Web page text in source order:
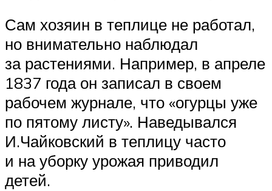
Сам хозяин в теплице не работал,
но внимательно наблюдал
за растениями. Например, в апреле
1837 года он записал в своем
рабочем журнале, что «огурцы уже
по пятому листу». Наведывался
И.Чайковский в теплицу часто
и на уборку урожая приводил
детей.